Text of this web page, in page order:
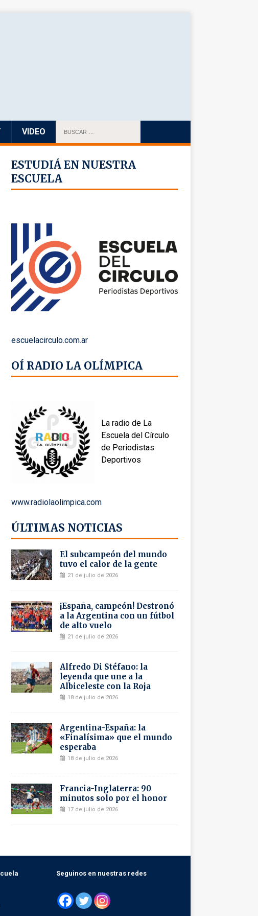
VIDEO
ESTUDIÁ EN NUESTRA
ESCUELA
escuelacirculo.com.ar
OÍ RADIO LA OLÍMPICA
La radio de La
Escuela del Círculo
de Periodistas
Deportivos
www.radiolaolimpica.com
ÚLTIMAS NOTICIAS
El subcampeón del mundo
tuvo el calor de la gente
21 de julio de 2026
¡España, campeón! Destronó
a la Argentina con un fútbol
de alto vuelo
21 de julio de 2026
Alfredo Di Stéfano: la
leyenda que une a la
Albiceleste con la Roja
18 de julio de 2026
Argentina-España: la
«Finalísima» que el mundo
esperaba
18 de julio de 2026
Francia-Inglaterra: 90
minutos solo por el honor
17 de julio de 2026
Seguinos en nuestras redes